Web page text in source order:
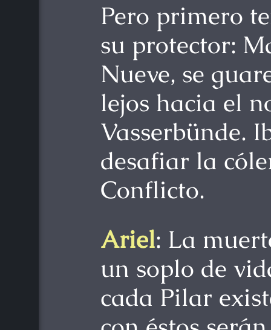
Pero primero
su protector:
Nueve, se
lejos hacia el
Vasserbünde.
desafiar la
Conflicto.
Ariel: La
un soplo de
cada Pilar